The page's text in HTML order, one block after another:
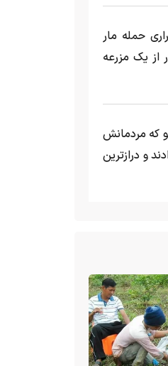
حمله مار‌
از یک مزرعه‌
که مردمانش
و درازترین